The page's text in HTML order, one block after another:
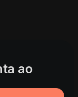
ao